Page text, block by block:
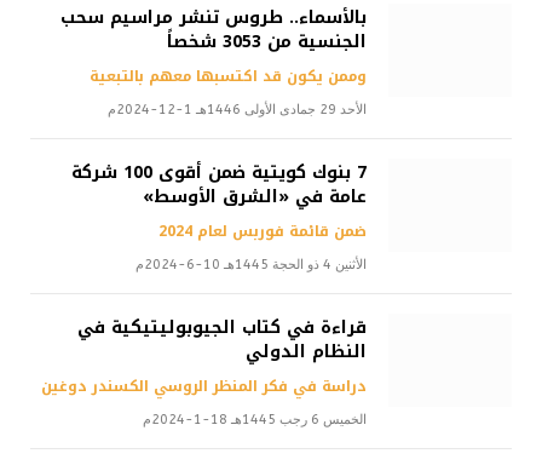
بالأسماء.. طروس تنشر مراسيم سحب
الجنسية من 3053 شخصاً
وممن يكون قد اكتسبها معهم بالتبعية
الأحد 29 جمادى الأولى 1446هـ 1-12-2024م
7 بنوك كويتية ضمن أقوى 100 شركة
عامة في «الشرق الأوسط»
ضمن قائمة فوربس لعام 2024
الأثنين 4 ذو الحجة 1445هـ 10-6-2024م
قراءة في كتاب الجيوبوليتيكية في
النظام الدولي
دراسة في فكر المنظر الروسي الكسندر دوغين
الخميس 6 رجب 1445هـ 18-1-2024م